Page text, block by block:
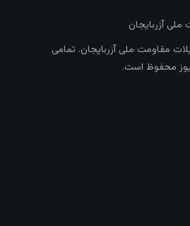
آزربایجان
مقاومت ملی آزربایجان. تمامی
محفوظ است.